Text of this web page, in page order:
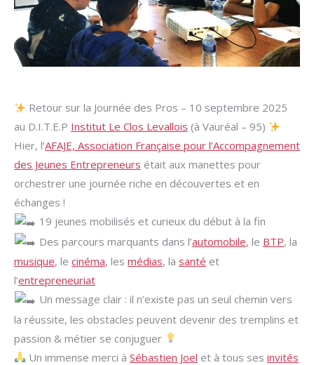
Retour sur la Journée des Pros – 10 septembre 2025
au D.I.T.E.P Institut Le Clos Levallois (à Vauréal – 95)
Hier, l’AFAJE, Association Française pour l’Accompagnement
des Jeunes Entrepreneurs était aux manettes pour
orchestrer une journée riche en découvertes et en
échanges !
19 jeunes mobilisés et curieux du début à la fin
Des parcours marquants dans l’automobile, le BTP, la
musique, le cinéma, les médias, la santé et
l’entrepreneuriat
Un message clair : il n’existe pas un seul chemin vers
la réussite, les obstacles peuvent devenir des tremplins et
passion & métier se conjuguer
Un immense merci àSébastien Joel et à tous sesinvités